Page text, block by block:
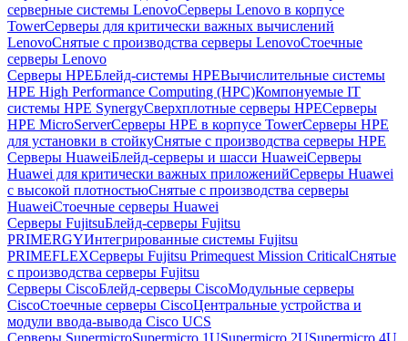
серверные системы LenovoСерверы Lenovo в корпусе
TowerСерверы для критически важных вычислений
LenovoСнятые с производства серверы LenovoСтоечные
серверы Lenovo
Серверы HPEБлейд-системы HPEВычислительные системы
HPE High Performance Computing (HPC)Компонуемые IT
системы HPE SynergyСверхплотные серверы HPEСерверы
HPE MicroServerСерверы HPE в корпусе TowerСерверы HPE
для установки в стойкуСнятые с производства серверы HPE
Серверы HuaweiБлейд-серверы и шасси HuaweiСерверы
Huawei для критически важных приложенийСерверы Huawei
с высокой плотностьюСнятые с производства серверы
HuaweiСтоечные серверы Huawei
Серверы FujitsuБлейд-серверы Fujitsu
PRIMERGYИнтегрированные системы Fujitsu
PRIMEFLEXСерверы Fujitsu Primequest Mission CriticalСнятые
с производства серверы Fujitsu
Серверы CiscoБлейд-серверы CiscoМодульные серверы
CiscoСтоечные серверы CiscoЦентральные устройства и
модули ввода-вывода Cisco UCS
Серверы SupermicroSupermicro 1USupermicro 2USupermicro 4U